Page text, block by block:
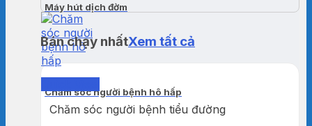
Máy hút dịch đờm
Chăm sóc người bệnh hô hấp
Bán chạy nhấtXem tất cả
Chăm sóc người bệnh tiểu đường